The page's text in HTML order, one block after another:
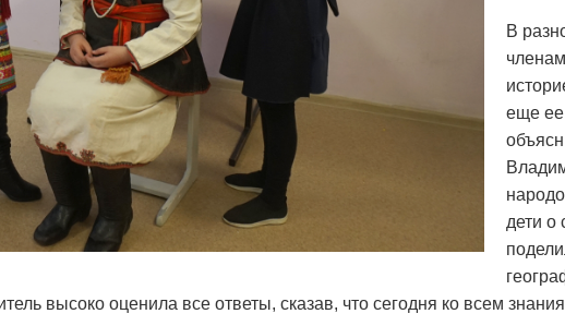
В
еще ее
дети о
высоко оценила все ответы, сказав, что сегодня ко всем